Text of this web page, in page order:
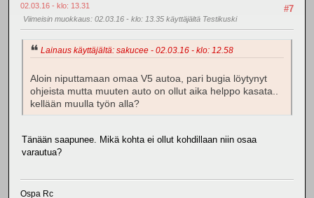
#7
02.03.16 - klo: 13.31
Viimeisin muokkaus: 02.03.16 - klo: 13.35 käyttäjältä Testikuski
Lainaus käyttäjältä: sakucee - 02.03.16 - klo: 12.58
Aloin niputtamaan omaa V5 autoa, pari bugia löytynyt
ohjeista mutta muuten auto on ollut aika helppo kasata..
kellään muulla työn alla?
Tänään saapunee. Mikä kohta ei ollut kohdillaan niin osaa
varautua?
Ospa Rc